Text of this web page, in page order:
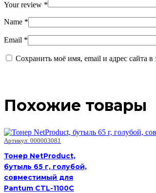
Your review *
Name *
Email *
Сохранить моё имя, email и адрес сайта
Похожие товары
Артикул: 000003081
Тонер NetProduct,
бутыль 65 г, голубой,
совместимый для
Pantum CTL-1100C